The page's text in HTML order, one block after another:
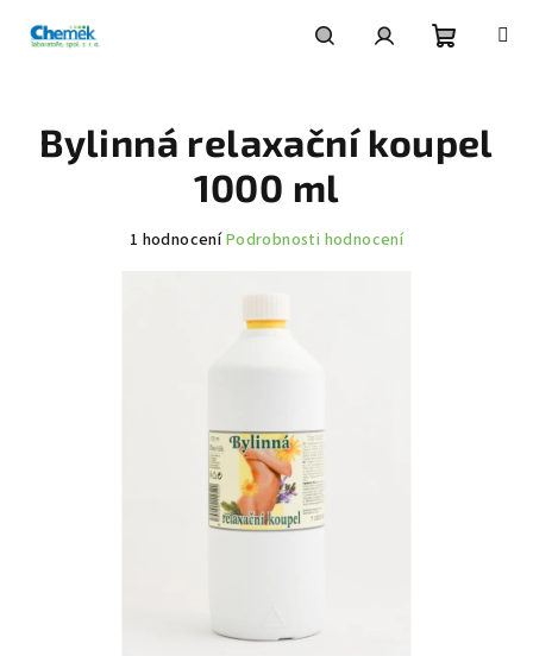
košík
Bylinná relaxační koupel
1000 ml
Průměrné
1 hodnoceníPodrobnosti hodnocení